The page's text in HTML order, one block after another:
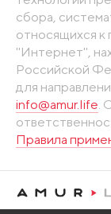
сбора,
относящихся к
"Интернет",
Российской
для
info@amur.life.
Правила